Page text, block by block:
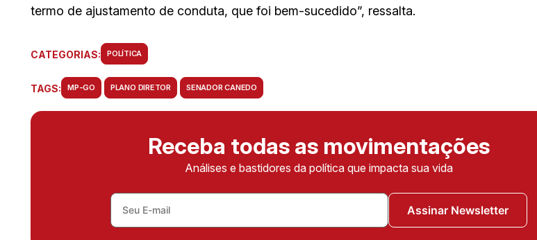
termo de ajustamento de conduta, que foi bem-sucedido”, ressalta.
CATEGORIAS: POLÍTICA
TAGS: MP-GO PLANO DIRETOR SENADOR CANEDO
Receba todas as movimentações
Análises e bastidores da política que impacta sua vida
Assinar Newsletter